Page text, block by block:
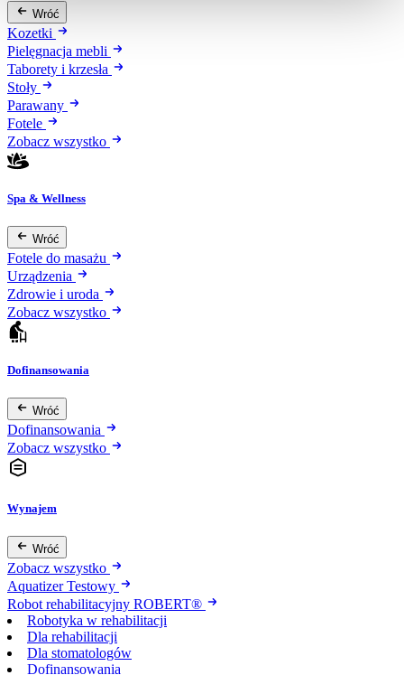
Wróć
Kozetki
Pielęgnacja mebli
Taborety i krzesła
Stoły
Parawany
Fotele
Zobacz wszystko
Spa & Wellness
Wróć
Fotele do masażu
Urządzenia
Zdrowie i uroda
Zobacz wszystko
Dofinansowania
Wróć
Dofinansowania
Zobacz wszystko
Wynajem
Wróć
Zobacz wszystko
Aquatizer Testowy
Robot rehabilitacyjny ROBERT®
Robotyka w rehabilitacji
Dla rehabilitacji
Dla stomatologów
Dofinansowania